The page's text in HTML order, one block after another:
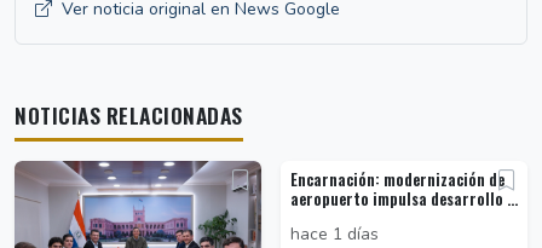
Ver noticia original en News Google
NOTICIAS RELACIONADAS
Encarnación: modernización de
aeropuerto impulsa desarrollo ...
hace 1 días